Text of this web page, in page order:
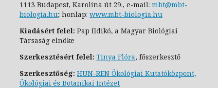
1113 Budapest, Karolina út 29., e-mail: mbt@mbt-
biologia.hu; honlap: www.mbt-biologia.hu
Kiadásért felel: Pap Ildikó, a Magyar Biológiai
Társaság elnöke
Szerkesztésért felel: Tinya Flóra, főszerkesztő
Szerkesztőség: HUN-REN Ökológiai Kutatóközpont,
Ökológiai és Botanikai Intézet